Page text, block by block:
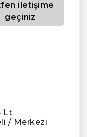
iletişime
geçiniz
Lt
/ Merkezi